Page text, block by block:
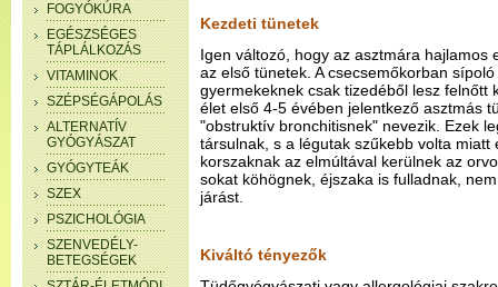
FOGYÓKÚRA
EGÉSZSÉGES
TÁPLÁLKOZÁS
VITAMINOK
SZÉPSÉGÁPOLÁS
ALTERNATÍV
GYÓGYÁSZAT
GYÓGYTEÁK
SZEX
PSZICHOLÓGIA
SZENVEDÉLY-
BETEGSÉGEK
Kezdeti tünetek
Igen változó, hogy az asztmára hajlamos
az első tünetek. A csecsemőkorban
gyermekeknek csak tizedéből lesz felnőtt
élet első 4-5 évében jelentkező asztmás
"obstruktív bronchitisnek" nevezik. Ezek
társulnak, s a légutak szűkebb volta miatt
korszaknak az elmúltával kerülnek az
sokat köhögnek, éjszaka is fulladnak,
járást.
Kiváltó tényezők